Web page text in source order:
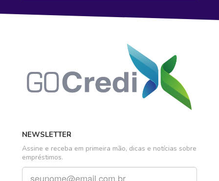
NEWSLETTER
Assine e receba em primeira mão, dicas e notícias sobre
empréstimos.